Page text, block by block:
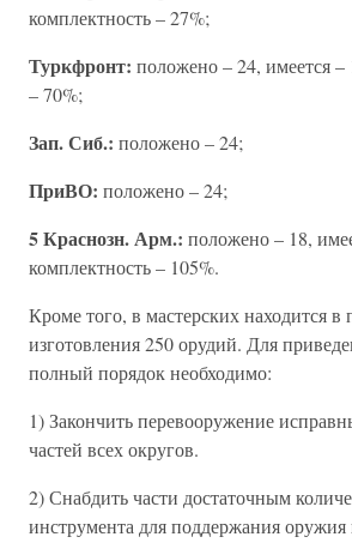
комплектность – 27%;
Туркфронт: положено – 24, имеется –
– 70%;
Зап. Сиб.: положено – 24;
ПриВО: положено – 24;
5 Краснозн. Арм.: положено – 18,
комплектность – 105%.
Кроме того, в мастерских находится в
изготовления 250 орудий. Для
полный порядок необходимо:
1) Закончить перевооружение
частей всех округов.
2) Снабдить части достаточным
инструмента для поддержания оружия